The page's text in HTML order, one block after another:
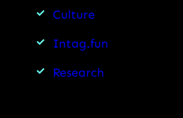
SUV
चर्चा?
Culture
Intag.fun
Research